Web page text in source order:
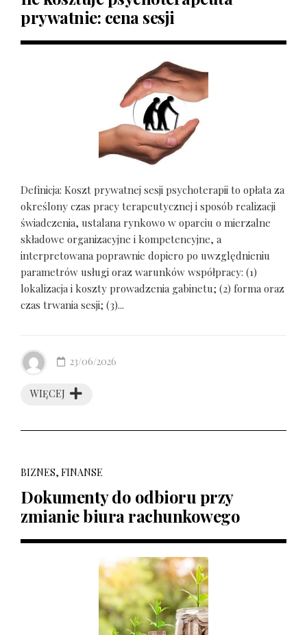
prywatnie: cena sesji
Definicja: Koszt prywatnej sesji psychoterapii to opłata za
określony czas pracy terapeutycznej i sposób realizacji
świadczenia, ustalana rynkowo w oparciu o mierzalne
składowe organizacyjne i kompetencyjne, a
interpretowana poprawnie dopiero po uwzględnieniu
parametrów usługi oraz warunków współpracy: (1)
lokalizacja i koszty prowadzenia gabinetu; (2) forma oraz
czas trwania sesji; (3)...
WIĘCEJ
23/06/2026
BIZNES, FINANSE
Dokumenty do odbioru przy
zmianie biura rachunkowego